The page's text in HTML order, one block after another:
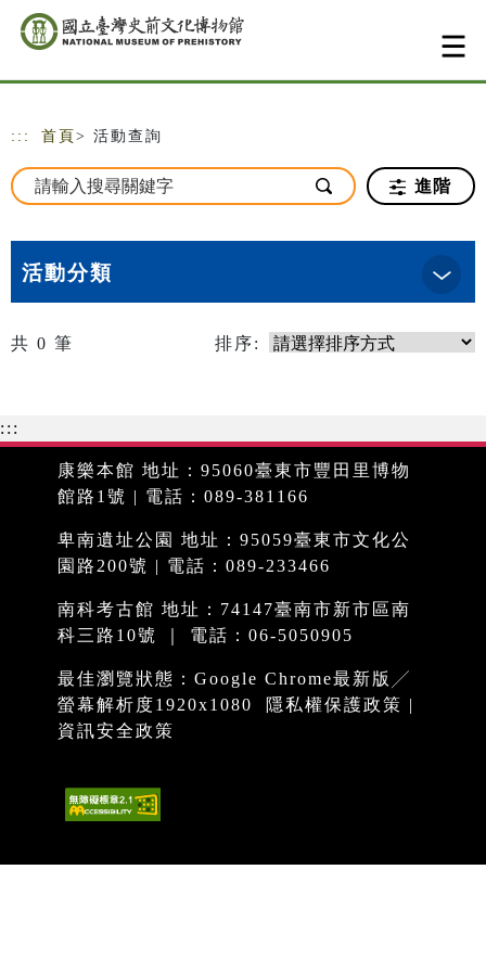
跳到主要內容
網站導覽
::: 首頁 > 活動查詢
進階
活動分類
共 0 筆 排序:
:::
康樂本館 地址：95060臺東市豐田里博物
館路1號 | 電話：089-381166
卑南遺址公園 地址：95059臺東市文化公
園路200號 | 電話：089-233466
南科考古館 地址：74147臺南市新市區南
科三路10號 ｜ 電話：06-5050905
最佳瀏覽狀態：Google Chrome最新版╱
螢幕解析度1920x1080
隱私權保護政策 |
資訊安全政策